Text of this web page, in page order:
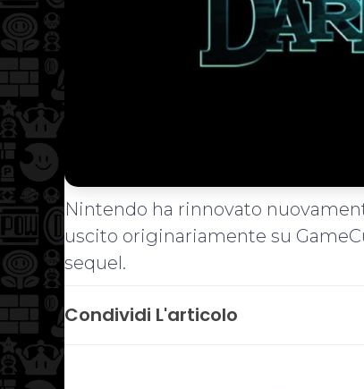
Nintendo ha rinnovato
uscito originariamente su
sequel.
Condividi L'articolo